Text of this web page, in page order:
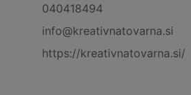
040418494
info@kreativnatovarna.si
https://kreativnatovarna.si/